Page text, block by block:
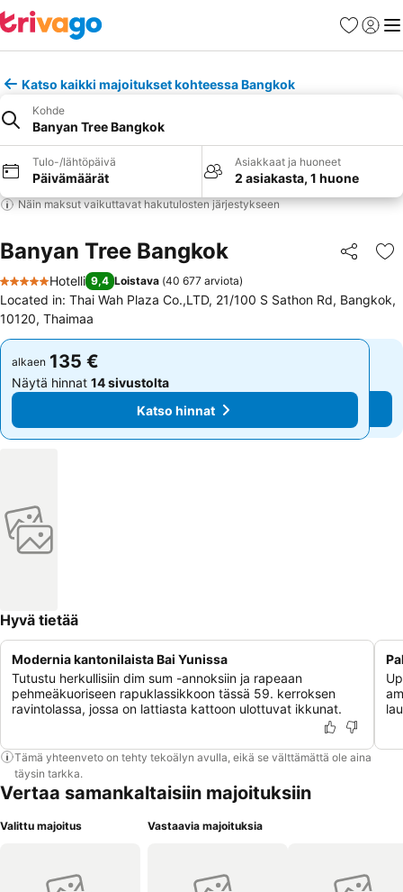
Suosikit
Katso kaikki majoitukset kohteessa Bangkok
Kohde
Banyan Tree Bangkok
Tulo-/lähtöpäivä
Päivämäärät
Asiakkaat ja huoneet
2 asiakasta, 1 huone
Näin maksut vaikuttavat hakutulosten järjestykseen
Banyan Tree Bangkok Jaa
5 Tähtiluokitus
Hotelli 9,4 Loistava (40 677 arviota)
Located in: Thai Wah Plaza Co.,LTD, 21/100 S Sathon Rd, Bangkok,
10120, Thaimaa
alkaen 135 €
Näytä hinnat 14 sivustolta
Katso hinnat
alkaen 135 €
Näytä hinnat 14 sivustolta
Katso hinnat
Hyvä tietää
Modernia kantonilaista Bai Yunissa
Tutustu herkullisiin dim sum -annoksiin ja rapeaan
pehmeäkuoriseen rapuklassikkoon tässä 59. kerroksen
ravintolassa, jossa on lattiasta kattoon ulottuvat ikkunat.
Tämä yhteenveto on tehty tekoälyn avulla, eikä se välttämättä ole aina
täysin tarkka.
Vertaa samankaltaisiin majoituksiin
Valittu majoitus Vastaavia majoituksia